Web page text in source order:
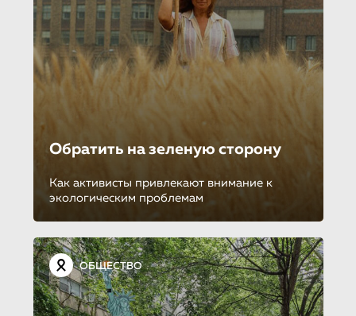
Обратить на зеленую сторону
Как активисты привлекают внимание к
экологическим проблемам
ОБЩЕСТВО